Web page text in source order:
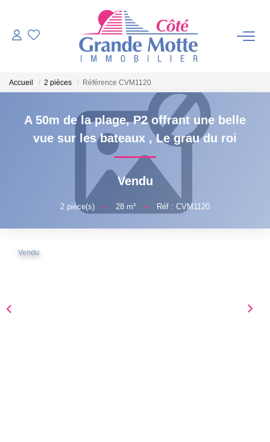
VENTES
PROGRAMMES NEUFS
ESTIMATION
VENDRE
NOTRE AGENCE
Accueil 2 pièces Référence CVM1120
A 50m de la plage, P2 offrant une belle
vue sur les bateaux ,Le grau du roi
Vendu
2 pièce(s) • 28 m² • Réf : CVM1120
Vendu